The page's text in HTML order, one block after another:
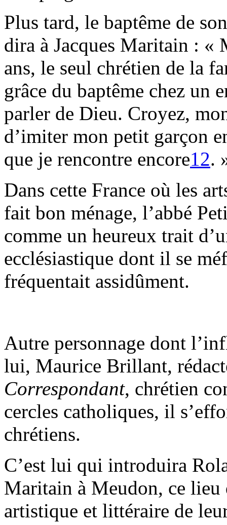
Plus tard, le baptême de
dira à Jacques Maritain : «
ans, le seul chrétien de la
grâce du baptême chez un
parler de Dieu. Croyez,
d’imiter mon petit garçon
que je rencontre encore12.
Dans cette France où les
fait bon ménage, l’abbé
comme un heureux trait
ecclésiastique dont il se
fréquentait assidûment.
Autre personnage dont
lui, Maurice Brillant,
Correspondant, chrétien
cercles catholiques, il
chrétiens.
C’est lui qui introduira
Maritain à Meudon, ce lieu
artistique et littéraire de